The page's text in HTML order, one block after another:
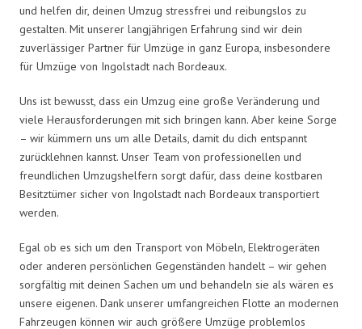
und helfen dir, deinen Umzug stressfrei und reibungslos zu
gestalten. Mit unserer langjährigen Erfahrung sind wir dein
zuverlässiger Partner für Umzüge in ganz Europa, insbesondere
für Umzüge von Ingolstadt nach Bordeaux.
Uns ist bewusst, dass ein Umzug eine große Veränderung und
viele Herausforderungen mit sich bringen kann. Aber keine Sorge
– wir kümmern uns um alle Details, damit du dich entspannt
zurücklehnen kannst. Unser Team von professionellen und
freundlichen Umzugshelfern sorgt dafür, dass deine kostbaren
Besitztümer sicher von Ingolstadt nach Bordeaux transportiert
werden.
Egal ob es sich um den Transport von Möbeln, Elektrogeräten
oder anderen persönlichen Gegenständen handelt – wir gehen
sorgfältig mit deinen Sachen um und behandeln sie als wären es
unsere eigenen. Dank unserer umfangreichen Flotte an modernen
Fahrzeugen können wir auch größere Umzüge problemlos